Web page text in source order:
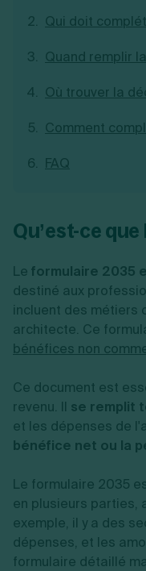
Je suis autonome
Découvrez
Création de SASU
Création de SAS
Création
Ouverture compte
Qui doit
Quand remplir
Où trouver la
Comment
FAQ
Qu’est-ce
Le formulaire 2035
destiné aux
incluent des métiers
architecte. Ce
bénéfices non
Ce document est
revenu. Il se remplit
et les dépenses de
bénéfice net ou la
Le formulaire 2035
en plusieurs parties,
exemple, il y a des
dépenses, et les
formulaire détaillé